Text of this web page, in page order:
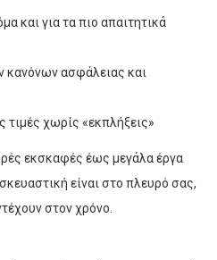
και για τα πιο απαιτητικά
ασφάλειας και
τιμές χωρίς «εκπλήξεις»
εκσκαφές έως μεγάλα έργα
είναι στο πλευρό σας,
στον χρόνο.